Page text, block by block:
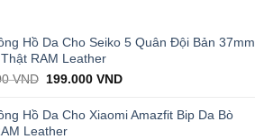
Hồ Da Cho Seiko 5 Quân Đội Bản 37mm
RAM Leather
VND Original
was:
350.000 VND.
199.000VNDCurrent
is:
199.000 VND.
Hồ Da Cho Xiaomi Amazfit Bip Da Bò
Leather